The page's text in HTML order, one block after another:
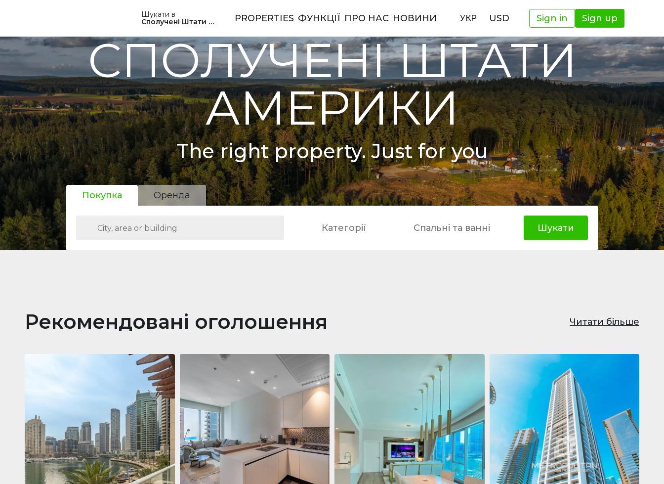
Шукати в
Сполучені Штати АмерикиPROPERTIES ФУНКЦІЇ ПРО НАС НОВИНИ УКР USD Sign in Sign up
СПОЛУЧЕНІ ШТАТИ
АМЕРИКИ
The right property. Just for you
Покупка Оренда
Категорії Спальні та ванні Шукати
Рекомендовані оголошення Читати більше
Квартира688 011 $
Jumeirah Living Marina Gate
Jumeirah Living Marina Gate, Marina
Gate, Dubai Marina, Dubai